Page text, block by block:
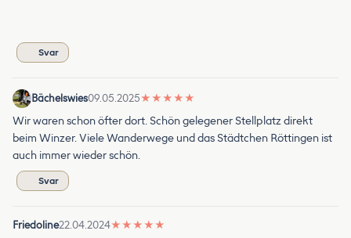
Svar
Bächelswies09.05.2025★ ★ ★ ★ ★
Wir waren schon öfter dort. Schön gelegener Stellplatz direkt
beim Winzer. Viele Wanderwege und das Städtchen Röttingen ist
auch immer wieder schön.
Svar
Friedoline22.04.2024★ ★ ★ ★ ★